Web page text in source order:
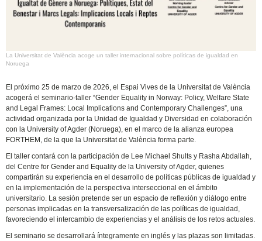
La Universitat de València acoge un taller internacional sobre políticas de igualdad en
Noruega
El próximo 25 de marzo de 2026, el Espai Vives de la Universitat de València
acogerá el seminario-taller “Gender Equality in Norway: Policy, Welfare State
and Legal Frames: Local Implications and Contemporary Challenges”, una
actividad organizada por la Unidad de Igualdad y Diversidad en colaboración
con la University of Agder (Noruega), en el marco de la alianza europea
FORTHEM, de la que la Universitat de València forma parte.
El taller contará con la participación de Lee Michael Shults y Rasha Abdallah,
del Centre for Gender and Equality de la University of Agder, quienes
compartirán su experiencia en el desarrollo de políticas públicas de igualdad y
en la implementación de la perspectiva interseccional en el ámbito
universitario. La sesión pretende ser un espacio de reflexión y diálogo entre
personas implicadas en la transversalización de las políticas de igualdad,
favoreciendo el intercambio de experiencias y el análisis de los retos actuales.
El seminario se desarrollará íntegramente en inglés y las plazas son limitadas.